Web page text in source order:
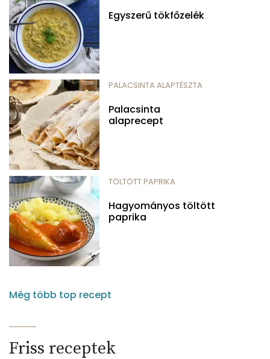
Egyszerű tökfőzelék
PALACSINTA ALAPTÉSZTA
Palacsinta
alaprecept
TÖLTÖTT PAPRIKA
Hagyományos töltött
paprika
Még több top recept
Friss receptek